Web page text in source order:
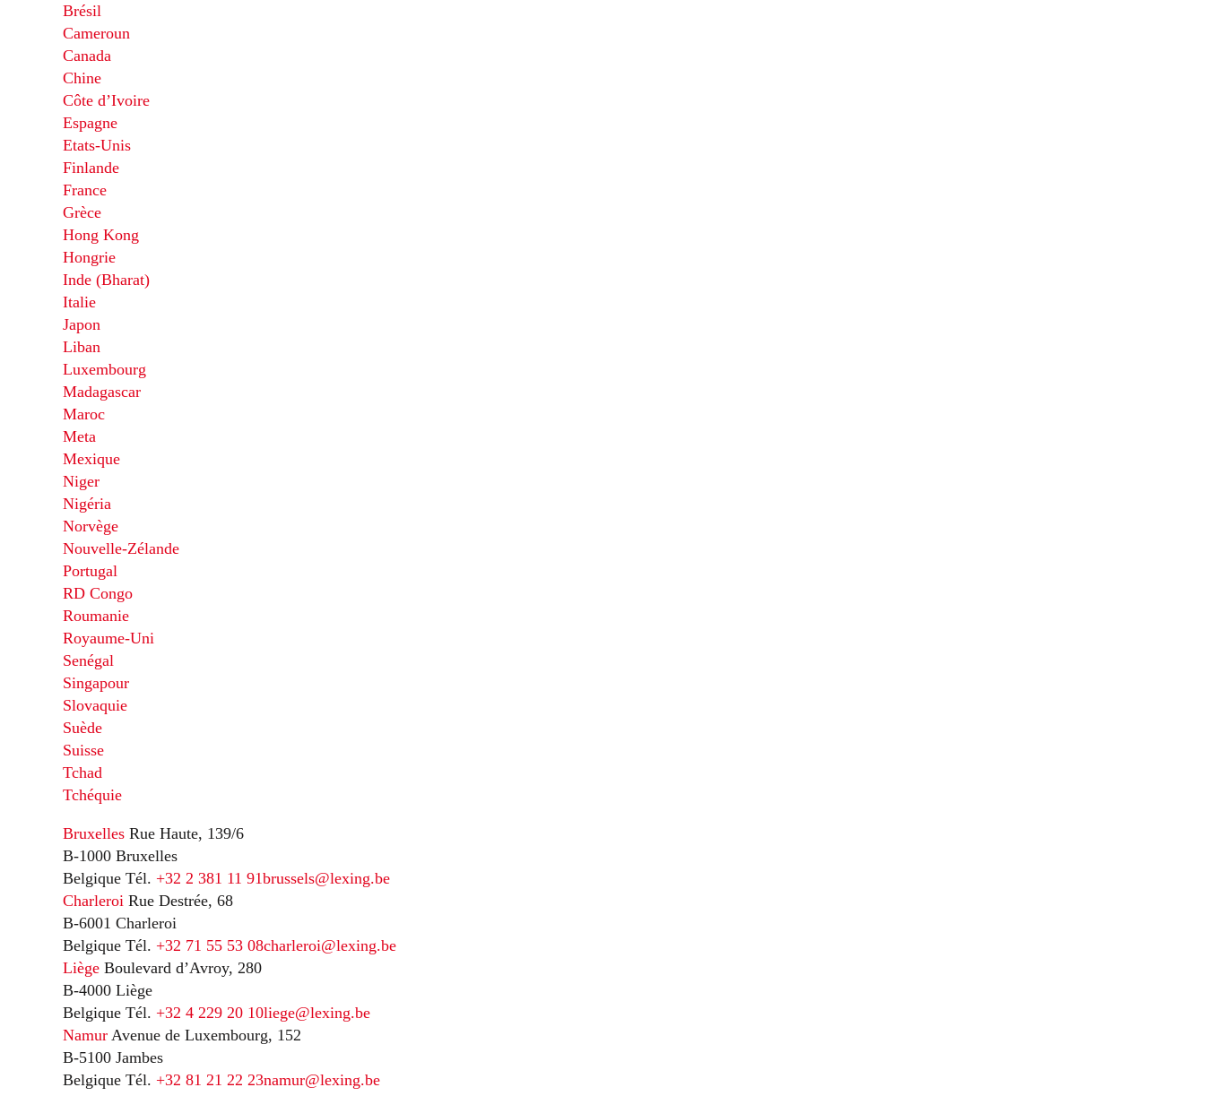
Brésil
Cameroun
Canada
Chine
Côte d’Ivoire
Espagne
Etats-Unis
Finlande
France
Grèce
Hong Kong
Hongrie
Inde (Bharat)
Italie
Japon
Liban
Luxembourg
Madagascar
Maroc
Meta
Mexique
Niger
Nigéria
Norvège
Nouvelle-Zélande
Portugal
RD Congo
Roumanie
Royaume-Uni
Senégal
Singapour
Slovaquie
Suède
Suisse
Tchad
Tchéquie
Bruxelles Rue Haute, 139/6
B-1000 Bruxelles
Belgique Tél. +32 2 381 11 91brussels@lexing.be
Charleroi Rue Destrée, 68
B-6001 Charleroi
Belgique Tél. +32 71 55 53 08charleroi@lexing.be
Liège Boulevard d’Avroy, 280
B-4000 Liège
Belgique Tél. +32 4 229 20 10liege@lexing.be
Namur Avenue de Luxembourg, 152
B-5100 Jambes
Belgique Tél. +32 81 21 22 23namur@lexing.be